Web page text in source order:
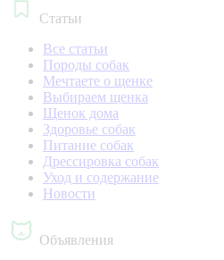
Статьи
Все статьи
Породы собак
Мечтаете о щенке
Выбираем щенка
Щенок дома
Здоровье собак
Питание собак
Дрессировка собак
Уход и содержание
Новости
Объявления